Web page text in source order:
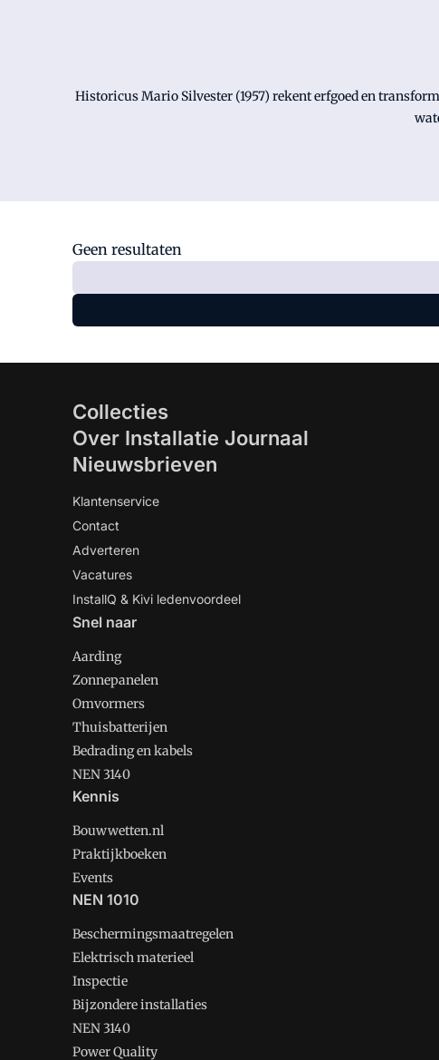
Historicus Mario Silvester (1957) rekent erfgoed en
Geen resultaten
Collecties
Over Installatie Journaal
Nieuwsbrieven
Klantenservice
Contact
Adverteren
Vacatures
InstallQ & Kivi ledenvoordeel
Snel naar
Aarding
Zonnepanelen
Omvormers
Thuisbatterijen
Bedrading en kabels
NEN 3140
Kennis
Bouwwetten.nl
Praktijkboeken
Events
NEN 1010
Beschermingsmaatregelen
Elektrisch materieel
Inspectie
Bijzondere installaties
NEN 3140
Power Quality